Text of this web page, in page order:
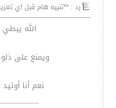
رد : **تنبيه هام قبل اي
الله
ويمنع على
نعم أنا